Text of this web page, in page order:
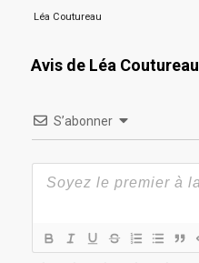
Léa Coutureau
Avis de Léa Coutureau
S’abonner